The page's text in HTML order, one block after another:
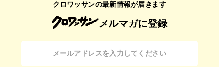
クロワッサンの最新情報が届きます
メルマガに登録